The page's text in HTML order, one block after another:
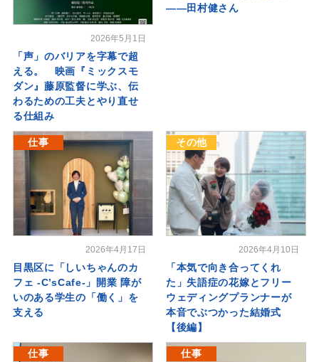
2026年5月1日
「声」のバリアを字幕で超
える。 映画『ミックスモ
ダン』藤原監督に学ぶ、伝
わるための工夫とやり直せ
る仕組み
――田村健さん
仕事
2026年4月17日
目黒区に「しいちゃんのカ
フェ -C’sCafe-」開業 障が
いのある学生の「働く」を
支える
その他
2026年4月10日
「本気で向き合ってくれ
た」失語症の花嫁とフリー
ウェディングプランナーが
本音でぶつかった結婚式
【後編】
仕事 仕事